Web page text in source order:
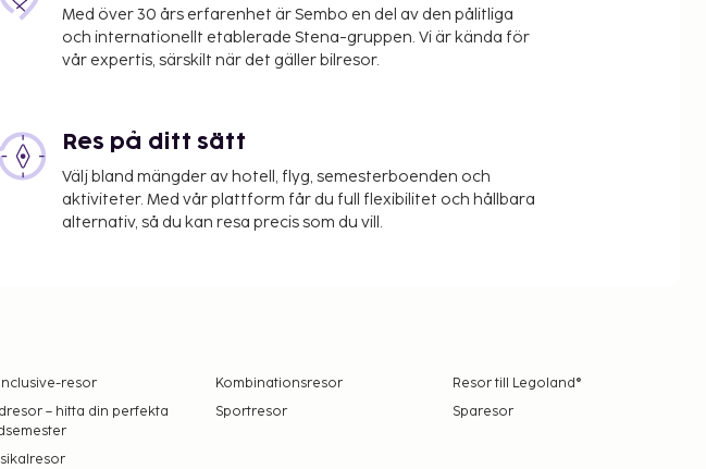
Med över 30 års erfarenhet är Sembo en del av den pålitliga
och internationellt etablerade Stena-gruppen. Vi är kända för
vår expertis, särskilt när det gäller bilresor.
Res på ditt sätt
Välj bland mängder av hotell, flyg, semesterboenden och
aktiviteter. Med vår plattform får du full flexibilitet och hållbara
alternativ, så du kan resa precis som du vill.
resor Kombinationsresor
Resor till Legoland®
– hitta din perfekta
Sportresor Sparesor